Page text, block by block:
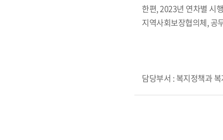
한편, 2023년 연차별 시
지역사회보장협의체, 공
담당부서 : 복지정책과